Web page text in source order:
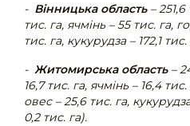
- Вінницька область–
тис. га, ячмінь – 55 тис. га,
тис. га, кукурудза – 172,1
- Житомирська область–
16,7 тис. га, ячмінь – 16,4
овес – 25,6 тис. га,
0,2 тис. га).